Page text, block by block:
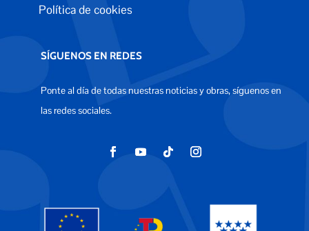
Política de cookies
SÍGUENOS EN REDES
Ponte al día de todas nuestras noticias y obras, síguenos en
las redes sociales.